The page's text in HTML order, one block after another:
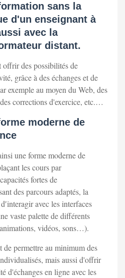
sans la
d'un enseignant à
avec la
distant.
des possibilités de
grâce à des échanges et de
exemple au moyen du Web, des
corrections d'exercice, etc.…
moderne de
une forme moderne de
les cours par
fortes de
des parcours adaptés, la
avec les interfaces
vaste palette de différents
vidéos, sons…).
permettre au minimum des
mais aussi d'offrir
d'échanges en ligne avec les